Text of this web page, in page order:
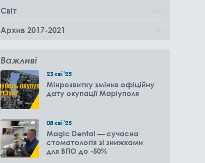
Світ
Архив 2017-2021
Важливі
23кві'25
Мінрозвитку змінив офіційну
дату окупації Маріуполя
08кві'25
Magic Dental — сучасна
стоматологія зі знижками
для ВПО до -50%